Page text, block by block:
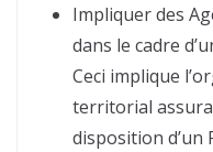
Impliquer des
dans le cadre
Ceci implique
territorial
disposition d’un